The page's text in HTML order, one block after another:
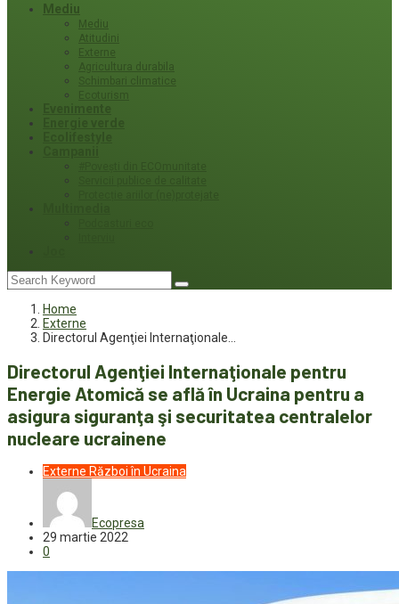
Mediu
Mediu
Atitudini
Externe
Agricultura durabila
Schimbari climatice
Ecoturism
Home
Externe
Directorul Agenţiei Internaţionale…
Directorul Agenţiei Internaţionale pentru
Energie Atomică se află în Ucraina pentru a
asigura siguranţa şi securitatea centralelor
nucleare ucrainene
Externe Război în Ucraina
Ecopresa
29 martie 2022
0